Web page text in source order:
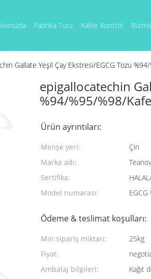
Fabrika Turu Kalite Kontrol
Gallate Yeşil Çay Ekstresi/EGCG Tozu
epigallocatechin
%94/%95/%98/
Ürün ayrıntıları:
Menşe yeri:
Çin
Marka adı:
Sertifika:
Model numarası:
Ödeme & teslimat koşulları:
Min sipariş miktarı:
25kg
Fiyat:
Ambalaj bilgileri:
Kağıt